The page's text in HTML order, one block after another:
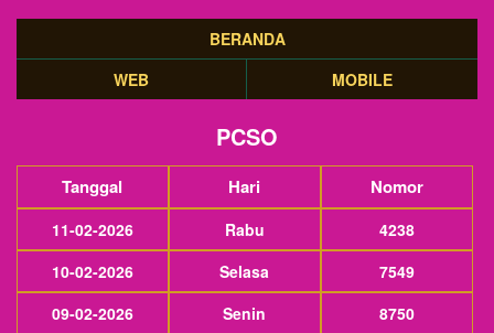
BERANDA
WEB
MOBILE
PCSO
Tanggal Hari Nomor
11-02-2026 Rabu
4238
10-02-2026
Selasa
7549
09-02-2026
Senin
8750